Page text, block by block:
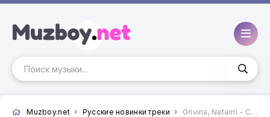
Muzboy.net Русские новинки треки Grivina, Natami - Светофоры